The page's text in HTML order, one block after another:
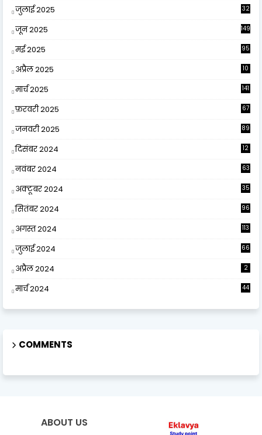
जुलाई 2025 32
जून 2025 149
मई 2025 95
अप्रैल 2025
10
मार्च 2025 141
फ़रवरी 2025 67
जनवरी 2025 89
दिसंबर 2024
12
नवंबर 2024 63
अक्टूबर 2024 35
सितंबर 2024 96
अगस्त 2024 113
जुलाई 2024 66
अप्रैल 2024 2
मार्च 2024 44
COMMENTS
ABOUT US